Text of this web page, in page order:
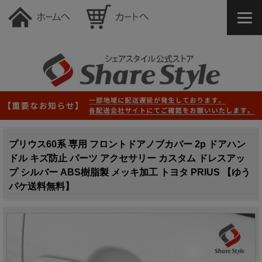
プリウス60系 専用 フロントドアノブカバー 2p ドアハン
ドル キズ防止 パーツ アクセサリー カスタム ドレスアッ
プ シルバー ABS樹脂製 メッキ加工 トヨタ PRIUS 【ゆう
パケ送料無料】